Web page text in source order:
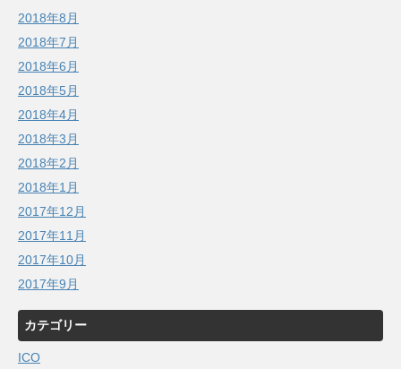
2018年8月
2018年7月
2018年6月
2018年5月
2018年4月
2018年3月
2018年2月
2018年1月
2017年12月
2017年11月
2017年10月
2017年9月
カテゴリー
ICO